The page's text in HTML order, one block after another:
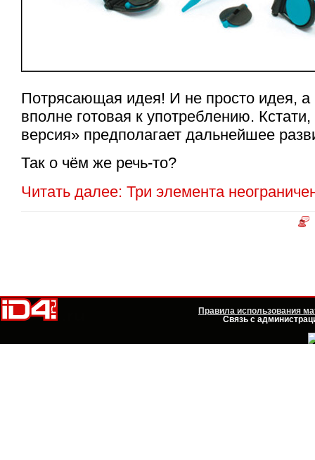
Потрясающая идея! И не просто идея, а
вполне готовая к употреблению.
версия» предполагает дальнейшее
Так о чём же речь-то?
Читать далее: Три элемента
Правила использования
Связь с